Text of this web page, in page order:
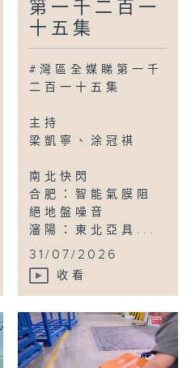
第一千二百一
十五集
#灣區全媒睇第一千
二百一十五集
主持
梁凱寧、涂冠祺
南北快閃
合肥：智能氣膜阻
絕地盤噪音
瀋陽：東北亞具...
31/07/2026
收看